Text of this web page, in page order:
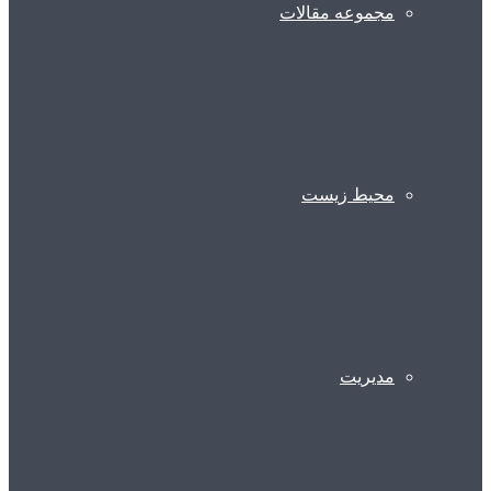
مجموعه مقالات
محیط زیست
مدیریت